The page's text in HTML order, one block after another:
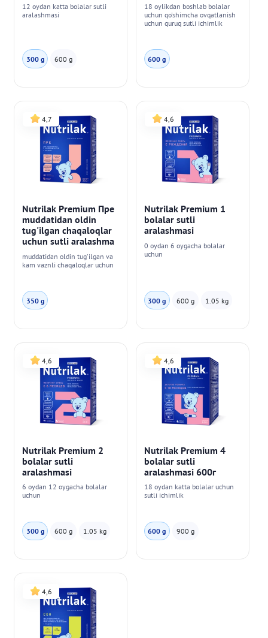
12 oydan katta bolalar sutli
aralashmasi
300 g 600 g
18 oylikdan boshlab bolalar
uchun qo'shimcha ovqatlanish
uchun quruq sutli ichimlik
600 g
4,7
Nutrilak Premium Пре
muddatidan oldin
tug'ilgan chaqaloqlar
uchun sutli aralashma
muddatidan oldin tug'ilgan va
kam vaznli chaqaloqlar uchun
350 g
4,6
Nutrilak Premium 1
bolalar sutli
aralashmasi
0 oydan 6 oygacha bolalar
uchun
300 g 600 g 1.05 kg
4,6
Nutrilak Premium 2
bolalar sutli
aralashmasi
6 oydan 12 oygacha bolalar
uchun
300 g 600 g 1.05 kg
4,6
Nutrilak Premium 4
bolalar sutli
aralashmasi 600г
18 oydan katta bolalar uchun
sutli ichimlik
600 g 900 g
4,6